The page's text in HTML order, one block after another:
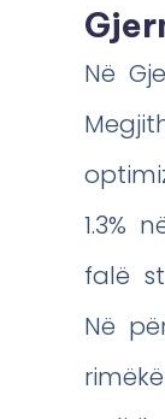
Në
1.3%
falë
Në